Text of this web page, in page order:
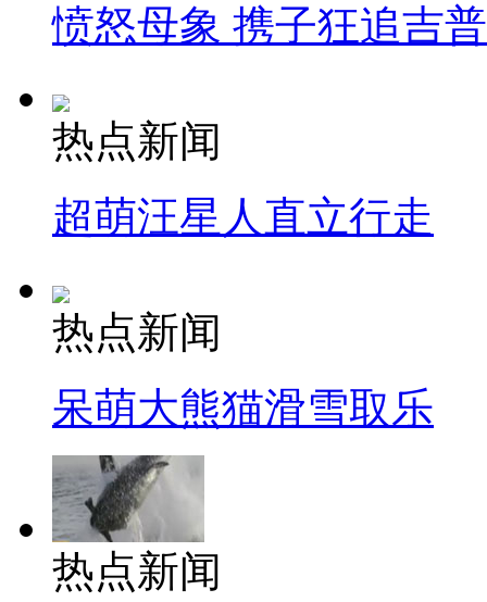
愤怒母象 携子狂追吉
热点新闻
超萌汪星人直立行走
热点新闻
呆萌大熊猫滑雪取乐
热点新闻